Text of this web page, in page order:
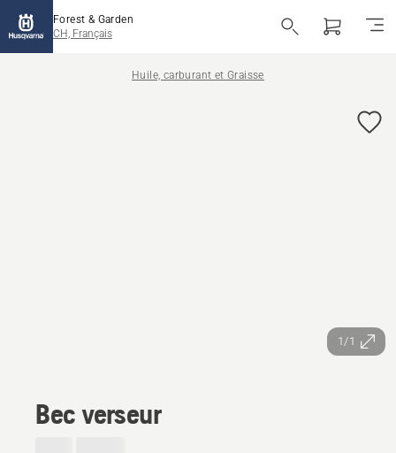
Forest & Garden
CH, Français
Huile, carburant et Graisse
1/1
Bec verseur